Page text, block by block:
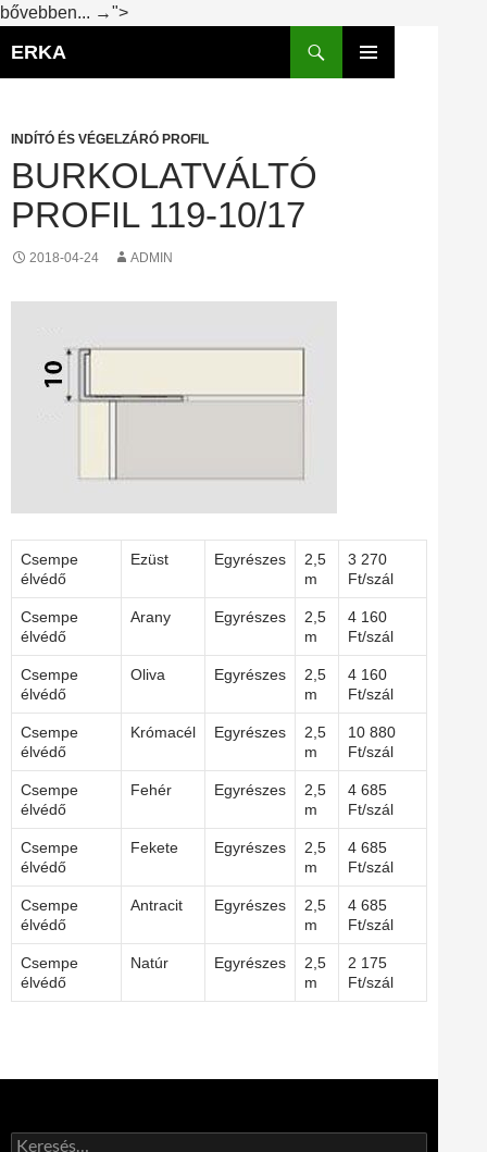
Burkolatváltó
119-
bővebben... →">Kilépés
ERKA
INDÍTÓ ÉS VÉGELZÁRÓ PROFIL
BURKOLATVÁLTÓ
PROFIL 119-10/17
2018-04-24 ADMIN
Csempe
élvédő
Ezüst Egyrészes
2,5
m
3 270
Ft/szál
Csempe
élvédő
Arany Egyrészes
2,5
m
4 160
Ft/szál
Csempe
élvédő
Oliva Egyrészes
2,5
m
4 160
Ft/szál
Csempe
élvédő
Krómacél Egyrészes
2,5
m
10 880
Ft/szál
Csempe
élvédő
Fehér Egyrészes
2,5
m
4 685
Ft/szál
Csempe
élvédő
Fekete Egyrészes
2,5
m
4 685
Ft/szál
Csempe
élvédő
Antracit Egyrészes
2,5
m
4 685
Ft/szál
Csempe
élvédő
Natúr Egyrészes
2,5
m
2 175
Ft/szál
Keresés: